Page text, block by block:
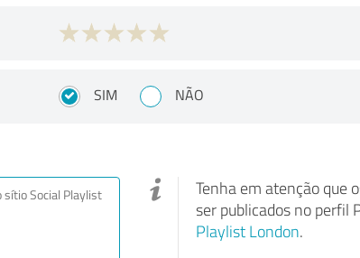
SIM NÃO
Tenha em atenção que
ser publicados no perfil
Playlist London.